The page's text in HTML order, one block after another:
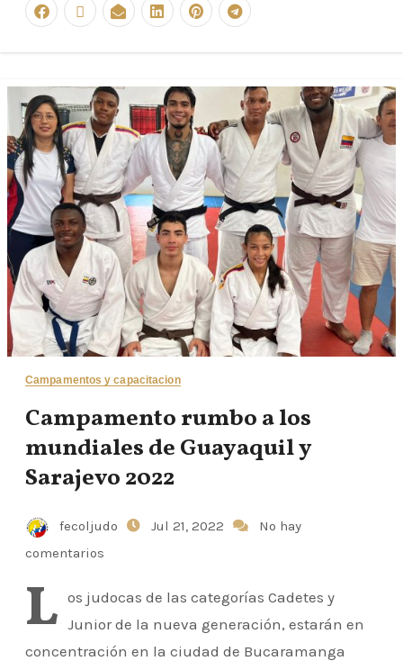
Campamentos y capacitacion
Campamento rumbo a los
mundiales de Guayaquil y
Sarajevo 2022
fecoljudo Jul 21, 2022
No hay
comentarios
L os judocas de las categorías Cadetes y
Junior de la nueva generación, estarán en
concentración en la ciudad de Bucaramanga